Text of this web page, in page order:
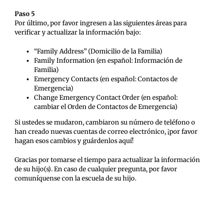
Paso 5
Por último, por favor ingresen a las siguientes áreas para
verificar y actualizar la información bajo:
“Family Address” (Domicilio de la Familia)
Family Information (en español: Información de
Familia)
Emergency Contacts (en español: Contactos de
Emergencia)
Change Emergency Contact Order (en español:
cambiar el Orden de Contactos de Emergencia)
Si ustedes se mudaron, cambiaron su número de teléfono o
han creado nuevas cuentas de correo electrónico, ¡por favor
hagan esos cambios y guárdenlos aquí!
Gracias por tomarse el tiempo para actualizar la información
de su hijo(s). En caso de cualquier pregunta, por favor
comuníquense con la escuela de su hijo.